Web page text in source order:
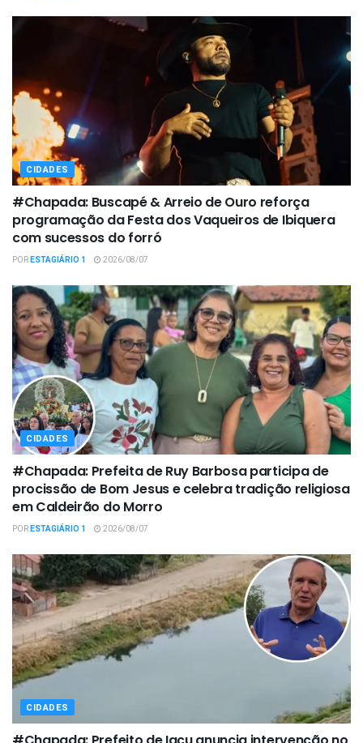
CIDADES
#Chapada: Buscapé & Arreio de Ouro reforça
programação da Festa dos Vaqueiros de Ibiquera
com sucessos do forró
PORESTAGIÁRIO 1 2026/08/07
CIDADES
#Chapada: Prefeita de Ruy Barbosa participa de
procissão de Bom Jesus e celebra tradição religiosa
em Caldeirão do Morro
PORESTAGIÁRIO 1 2026/08/07
CIDADES